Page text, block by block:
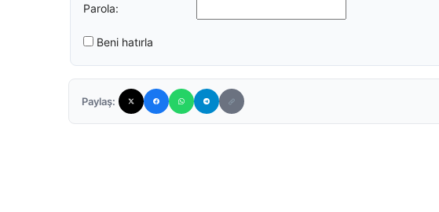
Parola:
Beni hatırla
Paylaş: